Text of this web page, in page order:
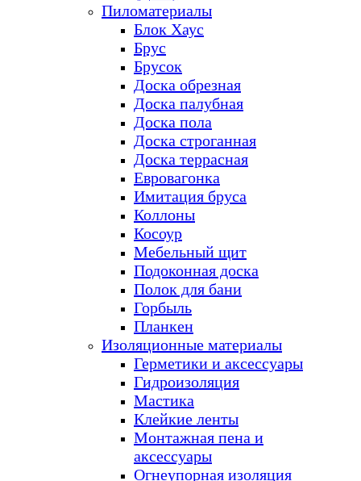
Пиломатериалы
Блок Хаус
Брус
Брусок
Доска обрезная
Доска палубная
Доска пола
Доска строганная
Доска террасная
Евровагонка
Имитация бруса
Коллоны
Косоур
Мебельный щит
Подоконная доска
Полок для бани
Горбыль
Планкен
Изоляционные материалы
Герметики и аксессуары
Гидроизоляция
Мастика
Клейкие ленты
Монтажная пена и
аксессуары
Огнеупорная изоляция